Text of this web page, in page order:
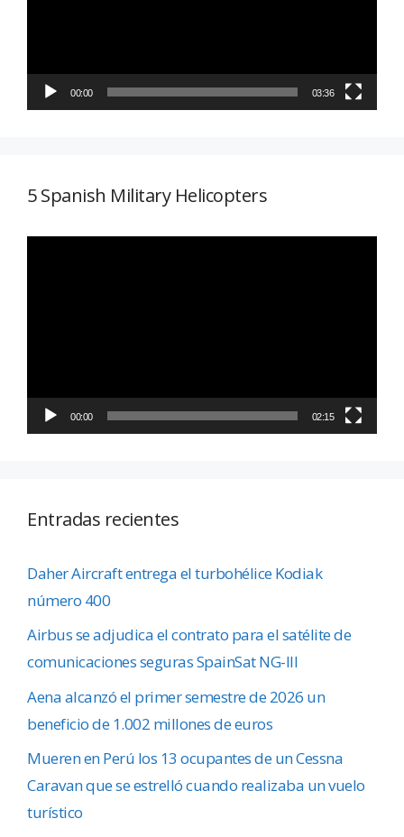
00:00 03:36
5 Spanish Military Helicopters
00:00 02:15
Entradas recientes
Daher Aircraft entrega el turbohélice Kodiak
número 400
Airbus se adjudica el contrato para el satélite de
comunicaciones seguras SpainSat NG-III
Aena alcanzó el primer semestre de 2026 un
beneficio de 1.002 millones de euros
Mueren en Perú los 13 ocupantes de un Cessna
Caravan que se estrelló cuando realizaba un vuelo
turístico